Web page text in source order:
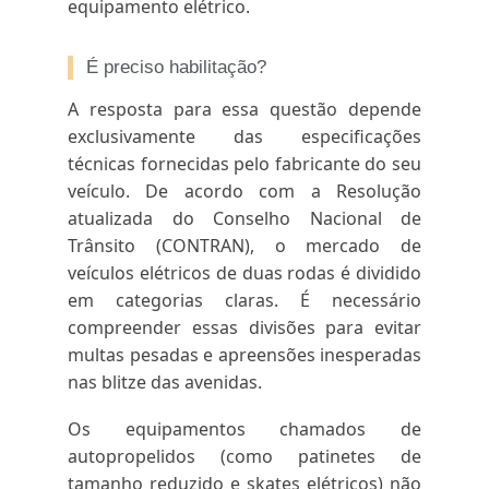
equipamento elétrico.
É preciso habilitação?
A resposta para essa questão depende
exclusivamente das especificações
técnicas fornecidas pelo fabricante do seu
veículo. De acordo com a Resolução
atualizada do Conselho Nacional de
Trânsito (CONTRAN), o mercado de
veículos elétricos de duas rodas é dividido
em categorias claras. É necessário
compreender essas divisões para evitar
multas pesadas e apreensões inesperadas
nas blitze das avenidas.
Os equipamentos chamados de
autopropelidos (como patinetes de
tamanho reduzido e skates elétricos) não